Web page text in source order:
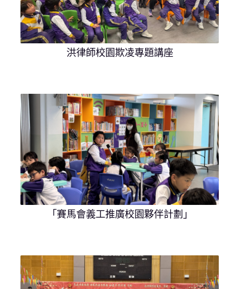
洪律師校園欺凌專題講座
「賽馬會義工推廣校園夥伴計劃」